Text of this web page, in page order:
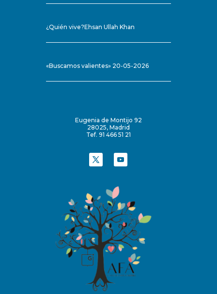
¿Quién vive?Ehsan Ullah Khan
«Buscamos valientes» 20-05-2026
Eugenia de Montijo 92
28025, Madrid
Tef. 91 466 51 21